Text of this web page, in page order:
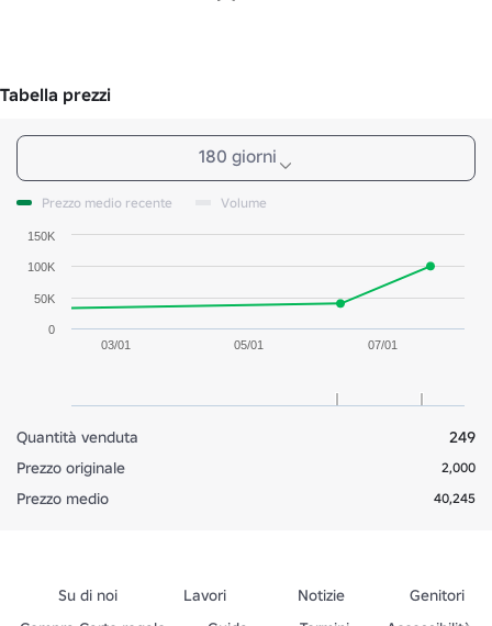
Tabella prezzi
180 giorni
Prezzo medio recente Volume
03/01 05/01 07/01
0
50K
100K
150K
Quantità venduta
249
Prezzo originale
2,000
Prezzo medio 40,245
Su di noi Lavori Notizie
Genitori